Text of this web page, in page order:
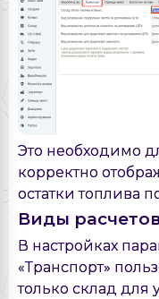
Это необходимо
корректно
остатки топлива
Виды
В настройках
«Транспорт»
только склад для